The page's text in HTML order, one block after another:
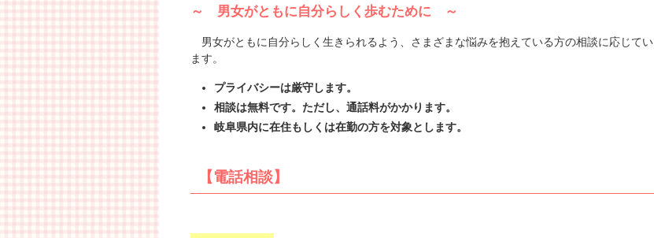
～ 男女がともに自分らしく歩むために ～
男女がともに自分らしく生きられるよう、さまざまな悩みを抱えている方の相談に応じてい
ます。
プライバシーは厳守します。
相談は無料です。ただし、通話料がかかります。
岐阜県内に在住もしくは在勤の方を対象とします。
【電話相談】